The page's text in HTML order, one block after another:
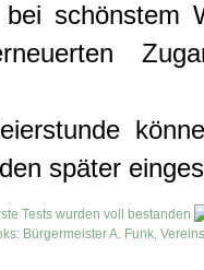
schönstem
später